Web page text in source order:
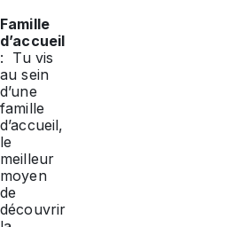
Famille
d’accueil
: Tu vis
au sein
d’une
famille
d’accueil,
le
meilleur
moyen
de
découvrir